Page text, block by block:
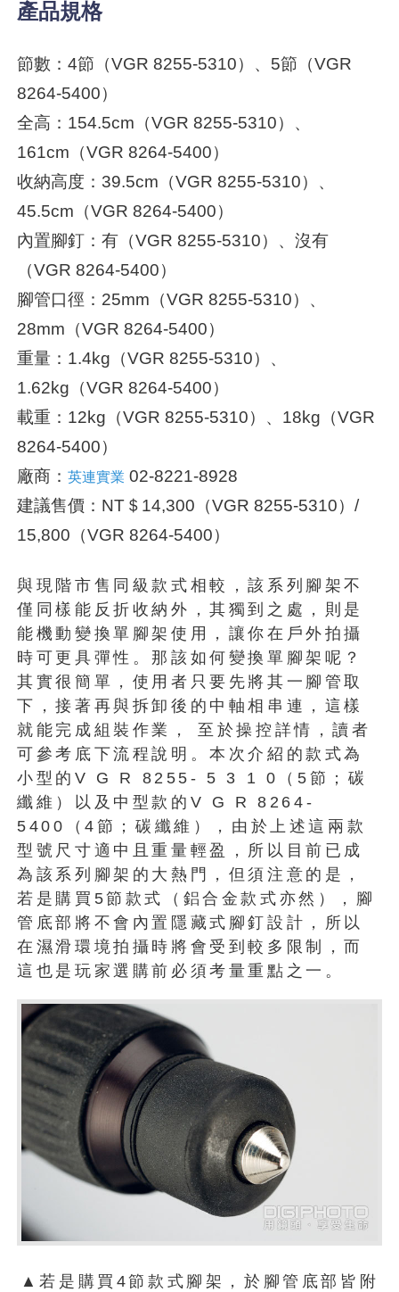
產品規格
節數：4節（VGR 8255-5310）、5節（VGR
8264-5400）
全高：154.5cm（VGR 8255-5310）、
161cm（VGR 8264-5400）
收納高度：39.5cm（VGR 8255-5310）、
45.5cm（VGR 8264-5400）
內置腳釘：有（VGR 8255-5310）、沒有
（VGR 8264-5400）
腳管口徑：25mm（VGR 8255-5310）、
28mm（VGR 8264-5400）
重量：1.4kg（VGR 8255-5310）、
1.62kg（VGR 8264-5400）
載重：12kg（VGR 8255-5310）、18kg（VGR
8264-5400）
廠商：英連實業 02-8221-8928
建議售價：NT＄14,300（VGR 8255-5310）/
15,800（VGR 8264-5400）
與現階市售同級款式相較，該系列腳架不
僅同樣能反折收納外，其獨到之處，則是
能機動變換單腳架使用，讓你在戶外拍攝
時可更具彈性。那該如何變換單腳架呢？
其實很簡單，使用者只要先將其一腳管取
下，接著再與拆卸後的中軸相串連，這樣
就能完成組裝作業， 至於操控詳情，讀者
可參考底下流程說明。本次介紹的款式為
小型的V G R 8255- 5 3 1 0（5節；碳
纖維）以及中型款的V G R 8264-
5400（4節；碳纖維），由於上述這兩款
型號尺寸適中且重量輕盈，所以目前已成
為該系列腳架的大熱門，但須注意的是，
若是購買5節款式（鋁合金款式亦然），腳
管底部將不會內置隱藏式腳釘設計，所以
在濕滑環境拍攝時將會受到較多限制，而
這也是玩家選購前必須考量重點之一。
▲若是購買4節款式腳架，於腳管底部皆附